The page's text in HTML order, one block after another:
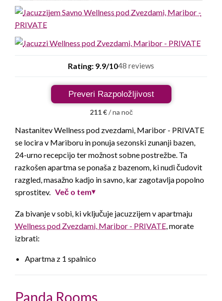
Rating: 9.9/1048 reviews
Preveri Razpoložljivost
211 €/ na noč
Nastanitev Wellness pod zvezdami, Maribor - PRIVATE
se locira v Mariboru in ponuja sezonski zunanji bazen,
24-urno recepcijo ter možnost sobne postrežbe. Ta
razkošen apartma se ponaša z bazenom, ki nudi čudovit
razgled, masažno kadjo in savno, kar zagotavlja popolno
sprostitev. Več o tem▾
Za bivanje v sobi, ki vključuje jacuzzijem v apartmaju
Wellness pod Zvezdami, Maribor - PRIVATE, morate
izbrati:
Apartma z 1 spalnico
Panda Rooms